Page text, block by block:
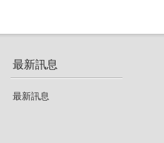
最新訊息
最新訊息